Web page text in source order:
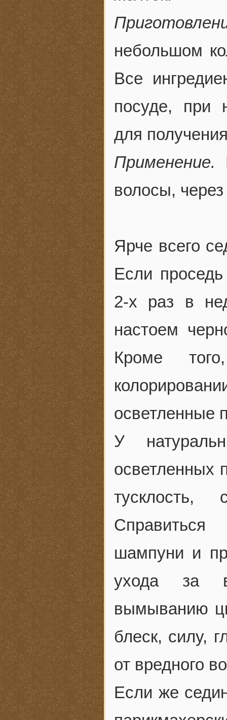
небольшом
Все
посуде, при
для
Применение.
волосы,
Ярче всего
Если
2-х раз в
настоем
Кроме
осветленные
У
осветленных
тусклость,
шампуни и
ухода за
вымыванию
блеск, силу,
от вредного
Если же